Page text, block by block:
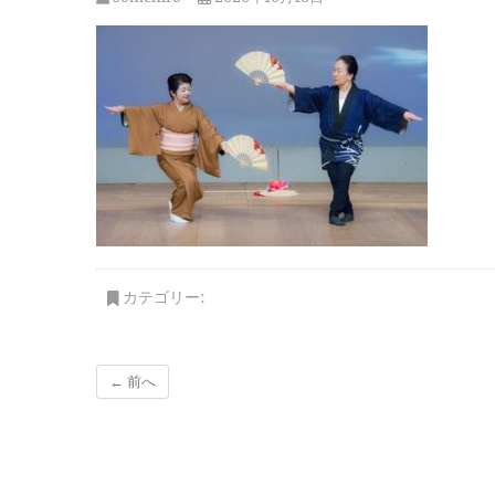
カテゴリー:
← 前へ